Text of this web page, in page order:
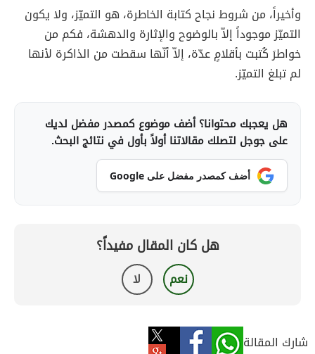
وأخيراً، من شروط نجاح كتابة الخاطرة، هو التميّز، ولا يكون
التميّز موجوداً إلاّ بالوضوح والإثارة والدهشة، فكم من
خواطرَ كُتبت بأقلامٍ عدّة، إلاّ أنّها سقطت من الذاكرة لأنها
لم تبلغ التميّز.
هل يعجبك محتوانا؟ أضف موضوع كمصدر مفضل لديك
على جوجل لتصلك مقالاتنا أولاً بأول في نتائج البحث.
أضف كمصدر مفضل على Google
هل كان المقال مفيداً؟
نعم لا
شارك المقالة